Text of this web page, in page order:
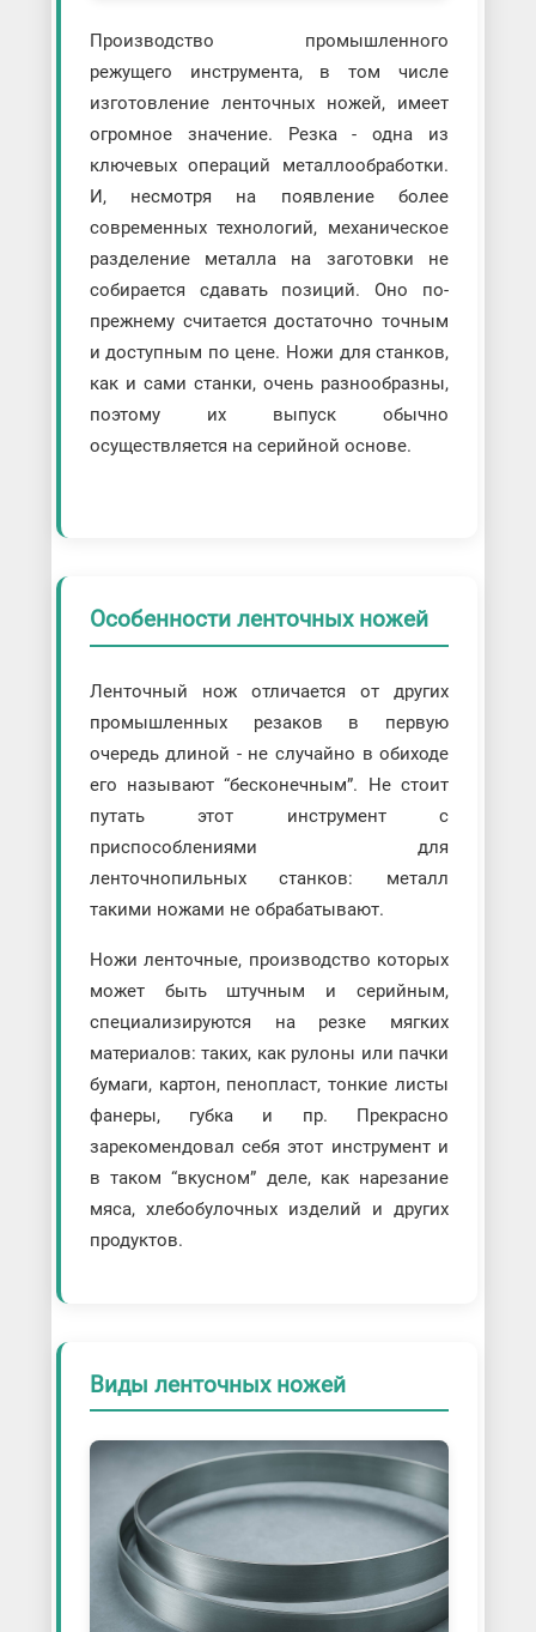
Производство промышленного
режущего инструмента, в том числе
изготовление ленточных ножей, имеет
огромное значение. Резка - одна из
ключевых операций металлообработки.
И, несмотря на появление более
современных технологий, механическое
разделение металла на заготовки не
собирается сдавать позиций. Оно по-
прежнему считается достаточно точным
и доступным по цене. Ножи для станков,
как и сами станки, очень разнообразны,
поэтому их выпуск обычно
осуществляется на серийной основе.
Особенности ленточных ножей
Ленточный нож отличается от других
промышленных резаков в первую
очередь длиной - не случайно в обиходе
его называют “бесконечным”. Не стоит
путать этот инструмент с
приспособлениями для
ленточнопильных станков: металл
такими ножами не обрабатывают.
Ножи ленточные, производство которых
может быть штучным и серийным,
специализируются на резке мягких
материалов: таких, как рулоны или пачки
бумаги, картон, пенопласт, тонкие листы
фанеры, губка и пр. Прекрасно
зарекомендовал себя этот инструмент и
в таком “вкусном” деле, как нарезание
мяса, хлебобулочных изделий и других
продуктов.
Виды ленточных ножей